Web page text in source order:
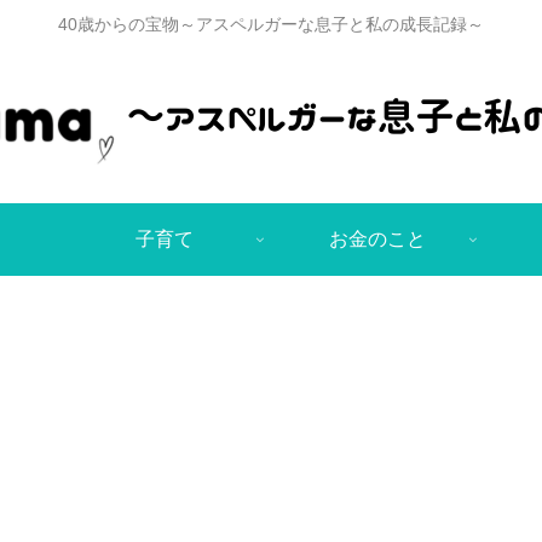
40歳からの宝物～アスペルガーな息子と私の成長記録～
子育て お金のこと